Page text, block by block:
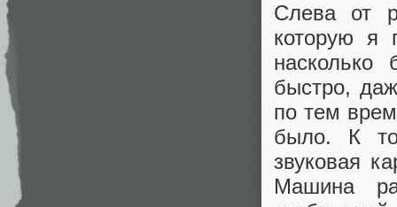
Слева от
которую я
быстро,
по тем
было. К
звуковая
Машина